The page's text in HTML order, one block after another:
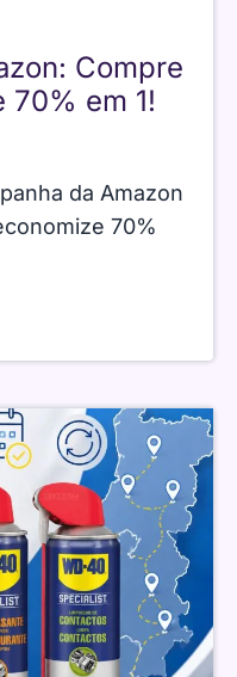
Compre
em 1!
da Amazon
70%